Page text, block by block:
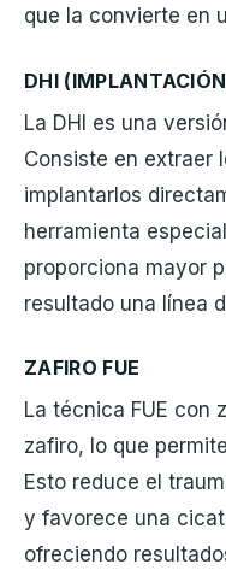
que la convierte en
DHI
La DHI es una
Consiste en extraer
implantarlos
herramienta
proporciona mayor
resultado una línea
ZAFIRO FUE
La técnica FUE con
zafiro, lo que
Esto reduce el
y favorece una
ofreciendo